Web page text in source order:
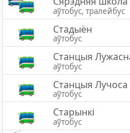
аўтобус, тралейбус
Стадыён
аўтобус
Станцыя
аўтобус
Станцыя Лучоса
аўтобус
Старынкі
аўтобус